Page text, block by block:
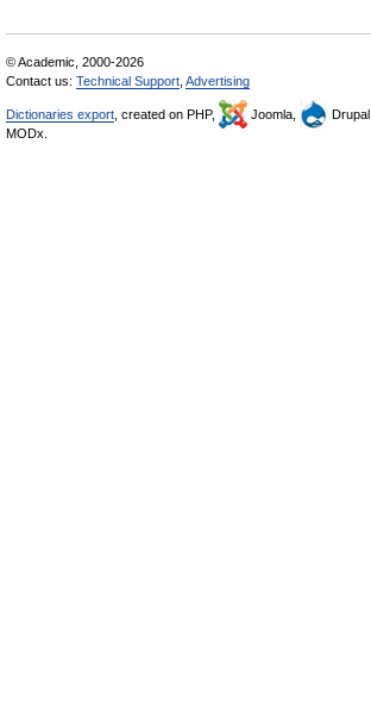
© Academic, 2000-2026
Contact us: Technical Support Advertising
Dictionaries export , created on PHP, Joomla, Drupal,
MODx.